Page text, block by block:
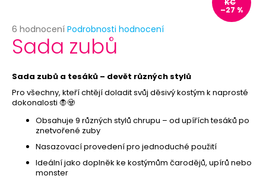
Průměrné
hodnocení
produktu
4,7
5
hvězdiček.
6 hodnocení Podrobnosti hodnocení
Sada zubů
Sada zubů a tesáků – devět různých stylů
Pro všechny, kteří chtějí doladit svůj děsivý kostým k naprosté
dokonalosti 🧛🧟
Obsahuje 9 různých stylů chrupu – od upířích tesáků po
znetvořené zuby
Nasazovací provedení pro jednoduché použití
Ideální jako doplněk ke kostýmům čarodějů, upírů nebo
monster
KČ
–27 %
j
e
m
BÍLÝ